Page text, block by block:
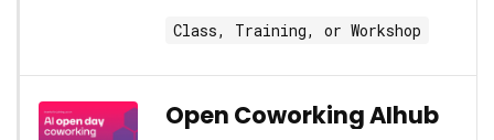
Class, Training, or Workshop
Open Coworking AIhub